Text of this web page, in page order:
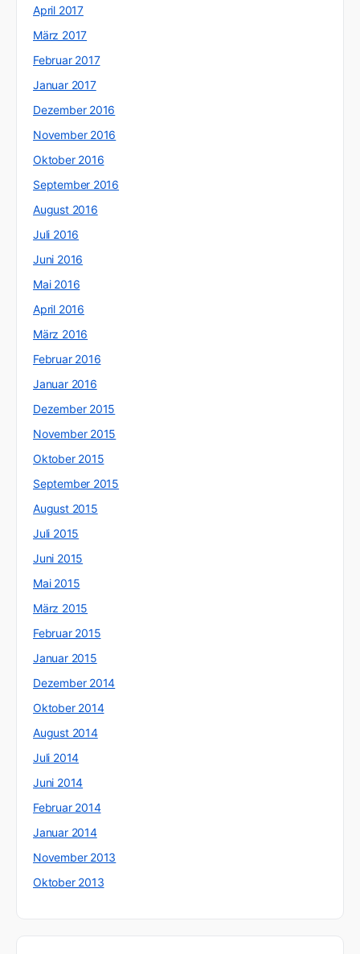
April 2017
März 2017
Februar 2017
Januar 2017
Dezember 2016
November 2016
Oktober 2016
September 2016
August 2016
Juli 2016
Juni 2016
Mai 2016
April 2016
März 2016
Februar 2016
Januar 2016
Dezember 2015
November 2015
Oktober 2015
September 2015
August 2015
Juli 2015
Juni 2015
Mai 2015
März 2015
Februar 2015
Januar 2015
Dezember 2014
Oktober 2014
August 2014
Juli 2014
Juni 2014
Februar 2014
Januar 2014
November 2013
Oktober 2013